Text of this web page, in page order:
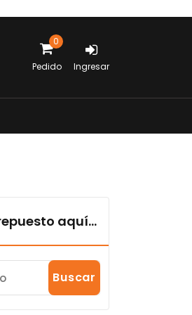
0
Pedido Ingresar
aquí...
Buscar